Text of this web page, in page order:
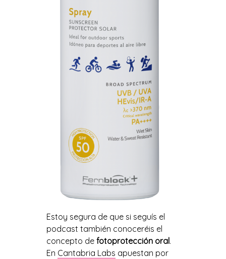
Estoy segura de que si seguís el
podcast también conoceréis el
concepto de fotoprotección oral.
En Cantabria Labs apuestan por